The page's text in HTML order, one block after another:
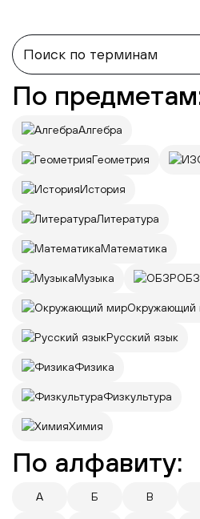
По
Алгебра
Геометрия
История
Литература
Математика
Музыка
Окружающий
Русский язык
Физика
Физкультура
Химия
По алфавиту:
А Б В